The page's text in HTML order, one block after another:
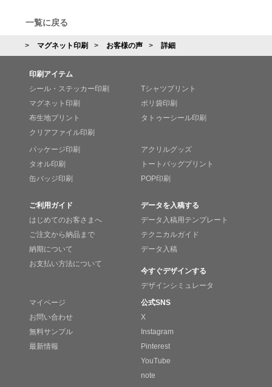
一覧に戻る
マグネット印刷 お客様の声 詳細
印刷アイテム
シール・ステッカー印刷
マグネット印刷
布生地プリント
クリアファイル印刷
Tシャツプリント
ポリ袋印刷
タトゥーシール印刷
パッケージ印刷
タオル印刷
缶バッジ印刷
アクリルグッズ
トートバッグプリント
POP印刷
ご利用ガイド
はじめてのお客さまへ
ご注文から納品まで
納期について
お支払い方法について
データを入稿する
データ入稿用テンプレート
テクニカルガイド
データ入稿
今すぐデザインする
デザインシミュレータ
マイページ
お問い合わせ
無料サンプル
最新情報
公式SNS
X
Instagram
Pinterest
YouTube
note